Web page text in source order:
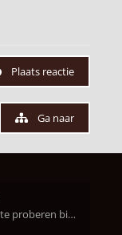
Plaats reactie
Ga naar
Ik dacht om een v60 te proberen bij DAK in Amsterd